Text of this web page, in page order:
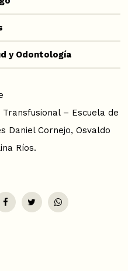
y Odontología
– Escuela de
Daniel Cornejo, Osvaldo
Ríos.